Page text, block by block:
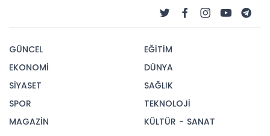
GÜNCEL
EKONOMİ
SİYASET
SPOR
MAGAZİN
EĞİTİM
DÜNYA
SAĞLIK
TEKNOLOJİ
KÜLTÜR - SANAT